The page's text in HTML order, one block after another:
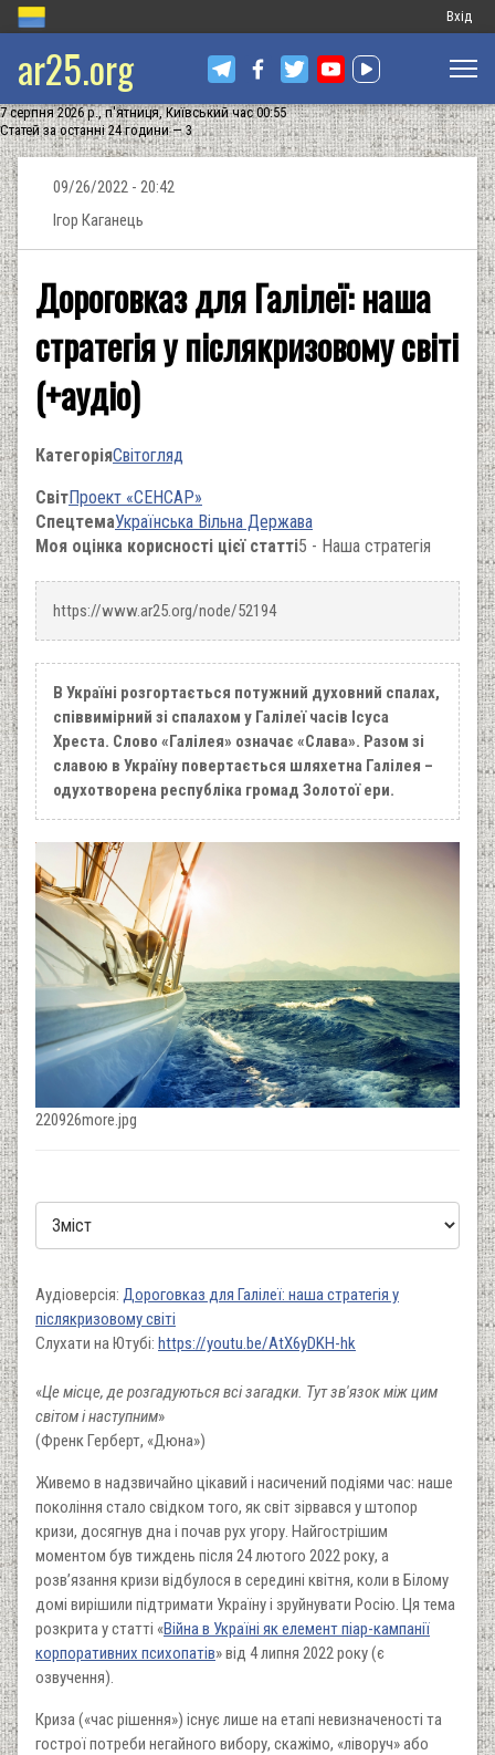
Меню
запису
Вхід
ar25.org
7 серпня 2026 р., п'ятниця, Київський час 00:55
Статей за останні 24 години — 3
09/26/2022 - 20:42
Ігор Каганець
Дороговказ для Галілеї: наша
стратегія у післякризовому світі
(+аудіо)
КатегоріяСвітогляд
СвітПроект «СЕНСАР»
СпецтемаУкраїнська Вільна Держава
Моя оцінка корисності цієї статті5 - Наша стратегія
https://www.ar25.org/node/52194
В Україні розгортається потужний духовний спалах,
співвимірний зі спалахом у Галілеї часів Ісуса
Хреста. Слово «Галілея» означає «Слава». Разом зі
славою в Україну повертається шляхетна Галілея –
одухотворена республіка громад Золотої ери.
220926more.jpg
Аудіоверсія: Дороговказ для Галілеї: наша стратегія у
післякризовому світі
Слухати на Ютубі: https://youtu.be/AtX6yDKH-hk
«Це місце, де розгадуються всі загадки. Тут зв'язок між цим
світом і наступним»
(Френк Герберт, «Дюна»)
Живемо в надзвичайно цікавий і насичений подіями час: наше
покоління стало свідком того, як світ зірвався у штопор
кризи, досягнув дна і почав рух угору. Найгострішим
моментом був тиждень після 24 лютого 2022 року, а
розв’язання кризи відбулося в середині квітня, коли в Білому
домі вирішили підтримати Україну і зруйнувати Росію. Ця тема
розкрита у статті «Війна в Україні як елемент піар-кампанії
корпоративних психопатів» від 4 липня 2022 року (є
озвучення).
Криза («час рішення») існує лише на етапі невизначеності та
гострої потреби негайного вибору, скажімо, «ліворуч» або